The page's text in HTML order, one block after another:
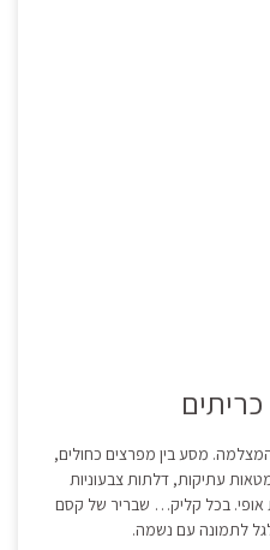
כריתים
מסע בין מפרצים כחולים,
עתיקות, דלתות צבעוניות
אופי. בכל קליק… שבריר של קסם
לתמונה עם נשמה.